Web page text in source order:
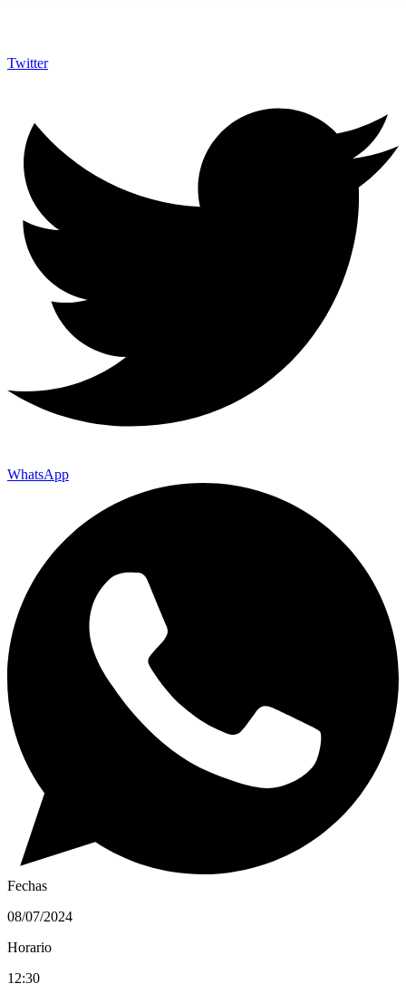
Twitter
WhatsApp
Fechas
08/07/2024
Horario
12:30